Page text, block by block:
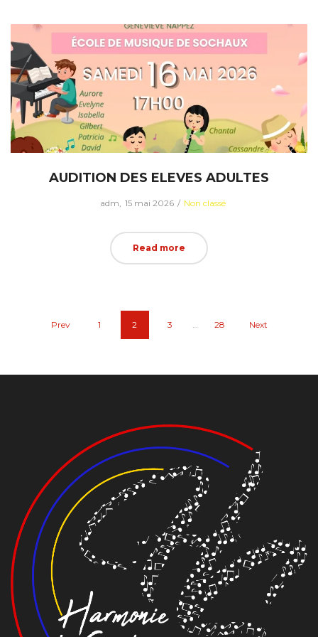
AUDITION DES ELEVES ADULTES
adm Posted
15 mai 2026
Posted
Non classé
Read more
Prev 1 2 3 … 28 Next